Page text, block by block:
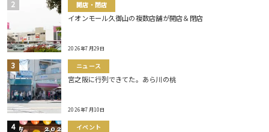
開店・閉店
イオンモール久御山の複数店舗が開店＆閉店
2026年7月29日
ニュース
宮之阪に行列できてた。あら川の桃
2026年7月10日
イベント